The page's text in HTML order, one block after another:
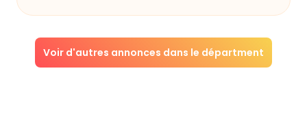
Voir d'autres annonces dans le départment